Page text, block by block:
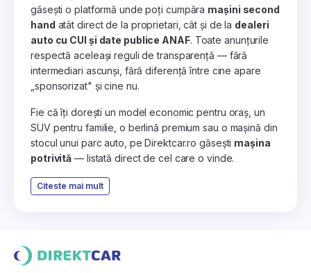
găsești o platformă unde poți cumpăra mașini second
hand atât direct de la proprietari, cât și de la dealeri
auto cu CUI și date publice ANAF. Toate anunțurile
respectă aceleași reguli de transparență — fără
intermediari ascunși, fără diferență între cine apare
„sponsorizat" și cine nu.
Fie că îți dorești un model economic pentru oraș, un
SUV pentru familie, o berlină premium sau o mașină din
stocul unui parc auto, pe Direktcar.ro găsești mașina
potrivită — listată direct de cel care o vinde.
Citeste mai mult